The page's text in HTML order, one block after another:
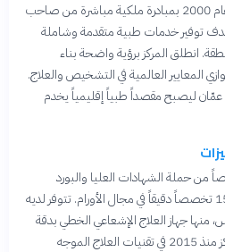
أسس مركز الحسين للسرطان عام 2000 بمبادرة ملكية مباشرة من صاحب
بهدف توفير خدمات طبية متقدمة وشاملة
انطلق المركز برؤية واضحة بناء
المعايير العالمية في التشخيص والعلاج.
عمّان ليصبح مقصداً طبياً إقليمياً يخدم
متخصصاً من حملة الشهادات العليا والبورد
الأوروبي والأمريكي، يعملون في 15 تخصصاً دقيقاً في مجال الأورام. تتوفر لديه
منها جهاز العلاج الإشعاعي الخطي بدقة
تصل إلى 0.5 ملم. استثمر المركز منذ 2015 في تقنيات العلاج الموجه